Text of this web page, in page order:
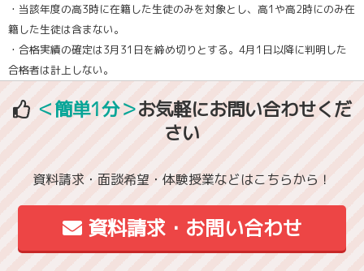
・当該年度の高3時に在籍した生徒のみを対象とし、高1や高2時にのみ在
籍した生徒は含まない。
・合格実績の確定は3月31日を締め切りとする。4月1日以降に判明した
合格者は計上しない。
＜簡単1分＞お気軽にお問い合わせくだ
さい
資料請求・面談希望・体験授業などはこちらから！
資料請求・お問い合わせ